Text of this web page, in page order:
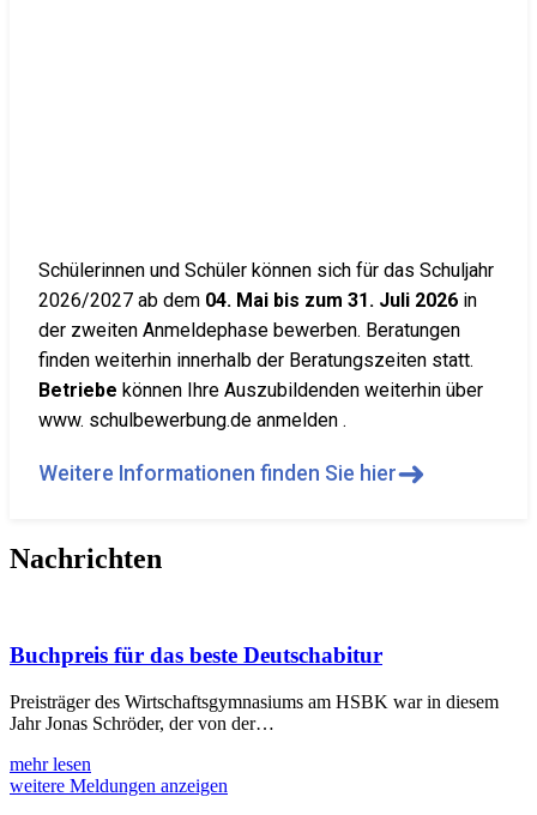
Schülerinnen und Schüler können sich für das Schuljahr
2026/2027 ab dem 04. Mai bis zum 31. Juli 2026 in
der zweiten Anmeldephase bewerben. Beratungen
finden weiterhin innerhalb der Beratungszeiten statt.
Betriebe können Ihre Auszubildenden weiterhin über
www. schulbewerbung.de anmelden .
Weitere Informationen finden Sie hier➜
Nachrichten
Buchpreis für das beste Deutschabitur
Preisträger des Wirtschaftsgymnasiums am HSBK war in diesem
Jahr Jonas Schröder, der von der…
mehr lesen
weitere Meldungen anzeigen